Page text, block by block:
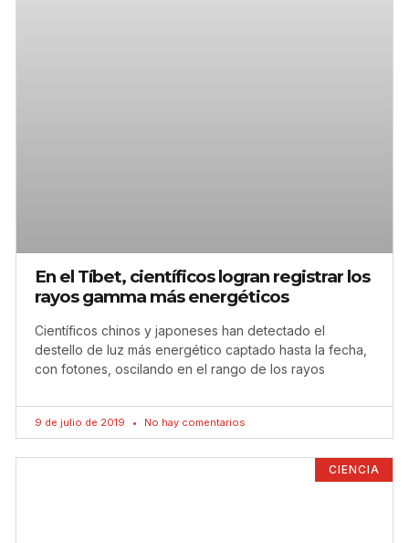
En el Tíbet, científicos logran registrar los
rayos gamma más energéticos
Científicos chinos y japoneses han detectado el
destello de luz más energético captado hasta la fecha,
con fotones, oscilando en el rango de los rayos
9 de julio de 2019 No hay comentarios
CIENCIA